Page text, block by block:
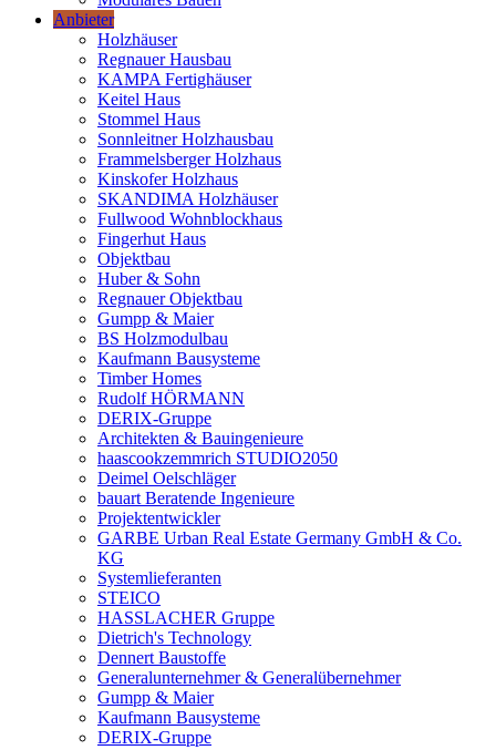
Anbieter
Holzhäuser
Regnauer Hausbau
KAMPA Fertighäuser
Keitel Haus
Stommel Haus
Sonnleitner Holzhausbau
Frammelsberger Holzhaus
Kinskofer Holzhaus
SKANDIMA Holzhäuser
Fullwood Wohnblockhaus
Fingerhut Haus
Objektbau
Huber & Sohn
Regnauer Objektbau
Gumpp & Maier
BS Holzmodulbau
Kaufmann Bausysteme
Timber Homes
Rudolf HÖRMANN
DERIX-Gruppe
Architekten & Bauingenieure
haascookzemmrich STUDIO2050
Deimel Oelschläger
bauart Beratende Ingenieure
Projektentwickler
GARBE Urban Real Estate Germany GmbH & Co.
KG
Systemlieferanten
STEICO
HASSLACHER Gruppe
Dietrich's Technology
Dennert Baustoffe
Generalunternehmer & Generalübernehmer
Gumpp & Maier
Kaufmann Bausysteme
DERIX-Gruppe